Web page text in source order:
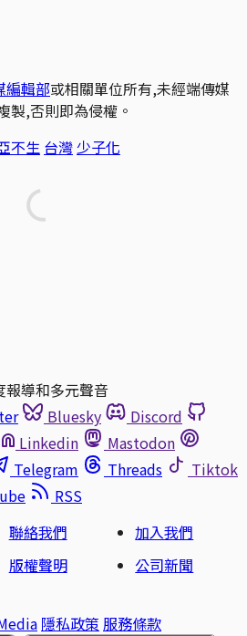
編輯部或相關單位所有,未經端傳媒
製,否則即為侵權。
不生 台灣少子化
報導和多元聲音
Bluesky
Discord
Linkedin
Mastodon
Telegram Threads
Tiktok
RSS
聯絡我們
加入我們
版權聲明
公司新聞
隱私政策 服務條款